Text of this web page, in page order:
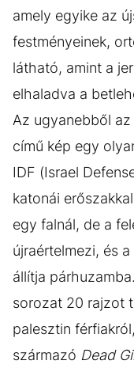
amely egyike az
festményeinek,
látható, amint a
elhaladva a
Az ugyanebből
című kép egy
IDF (Israel
katonái
egy falnál, de a
újraértelmezi, és
állítja
sorozat 20 rajzot
palesztin
származó Dead